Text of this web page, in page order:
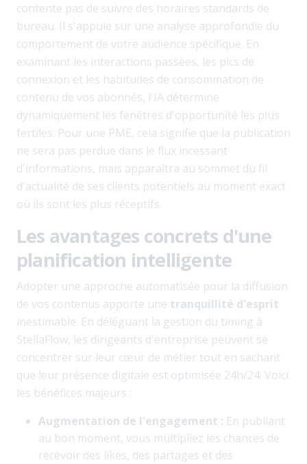
contente pas de suivre des horaires standards de
bureau. Il s'appuie sur une analyse approfondie du
comportement de votre audience spécifique. En
examinant les interactions passées, les pics de
connexion et les habitudes de consommation de
contenu de vos abonnés, l'IA détermine
dynamiquement les fenêtres d'opportunité les plus
fertiles. Pour une PME, cela signifie que la publication
ne sera pas perdue dans le flux incessant
d'informations, mais apparaîtra au sommet du fil
d'actualité de ses clients potentiels au moment exact
où ils sont les plus réceptifs.
Les avantages concrets d'une
planification intelligente
Adopter une approche automatisée pour la diffusion
de vos contenus apporte une tranquillité d'esprit
inestimable. En déléguant la gestion du timing à
StellaFlow, les dirigeants d'entreprise peuvent se
concentrer sur leur cœur de métier tout en sachant
que leur présence digitale est optimisée 24h/24. Voici
les bénéfices majeurs :
Augmentation de l'engagement : En publiant
au bon moment, vous multipliez les chances de
recevoir des likes, des partages et des